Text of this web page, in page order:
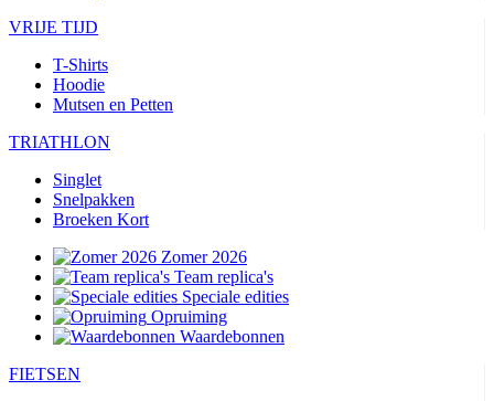
VRIJE TIJD
T-Shirts
Hoodie
Mutsen en Petten
TRIATHLON
Singlet
Snelpakken
Broeken Kort
Zomer 2026
Team replica's
Speciale edities
Opruiming
Waardebonnen
FIETSEN